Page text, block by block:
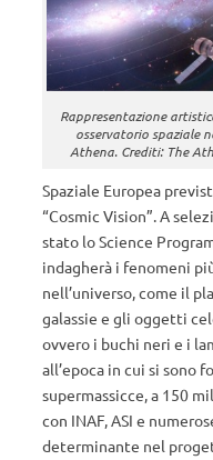
Rappresentazione
osservatorio spaziale
Athena. Crediti: The
Spaziale Europea
“Cosmic Vision”. A
stato lo Science
indagherà i fenomeni
nell’universo, come il
galassie e gli oggetti
ovvero i buchi neri e i
all’epoca in cui si sono
supermassicce, a 150
con INAF, ASI e
determinante nel